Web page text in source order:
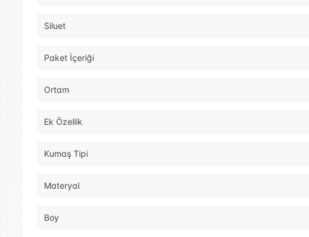
Siluet
Paket İçeriği
Ortam
Ek Özellik
Kumaş Tipi
Materyal
Boy